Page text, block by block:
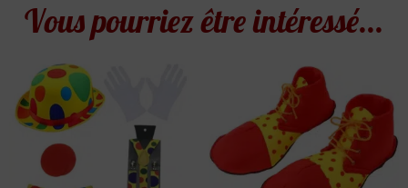
Vous pourriez être intéressé...